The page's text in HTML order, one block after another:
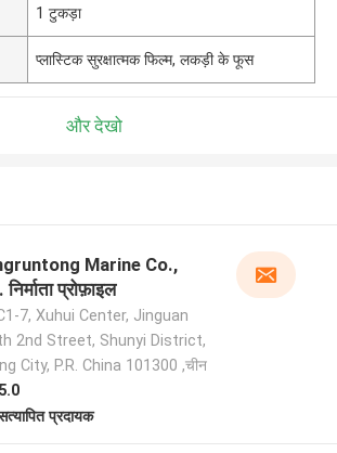
1 टुकड़ा
प्लास्टिक सुरक्षात्मक फिल्म, लकड़ी के फूस
और देखो
Marine Co.,
प्रोफ़ाइल
7, Xuhui Center, Jinguan
2nd Street, Shunyi District,
City, P.R. China 101300 ,चीन
5.0
प्रदायक